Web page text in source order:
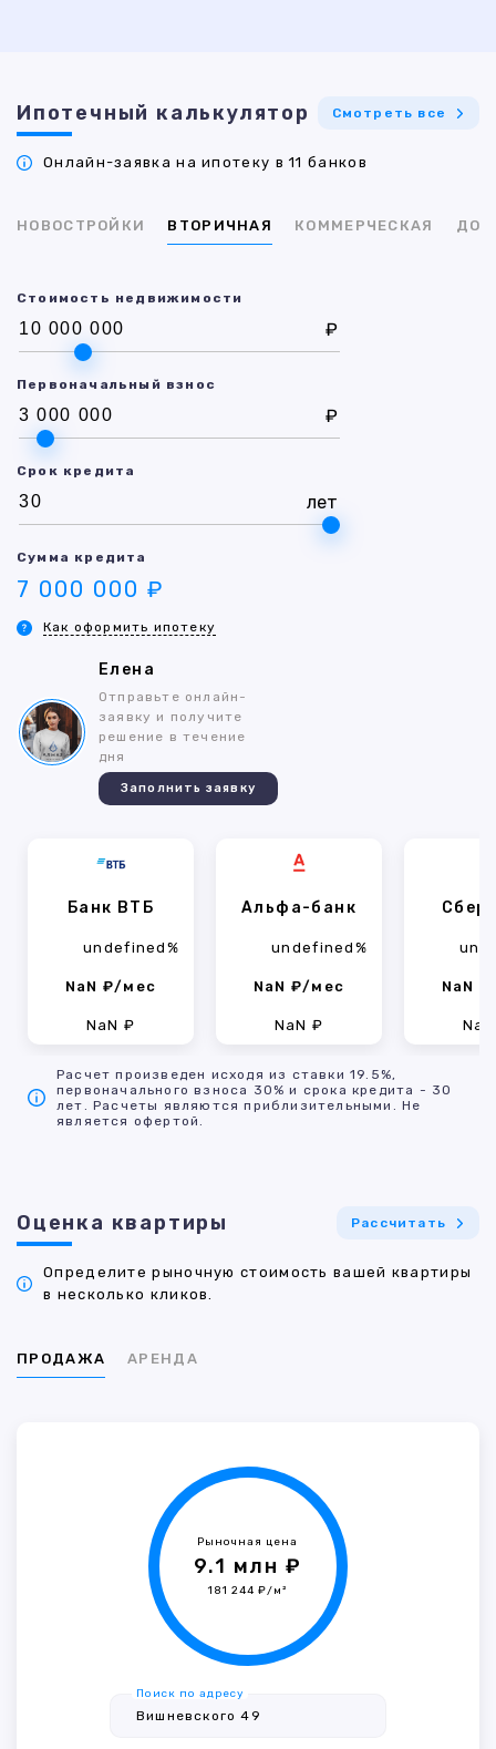
Ипотечный калькулятор Смотреть все
Онлайн-заявка на ипотеку в 11 банков
НОВОСТРОЙКИ ВТОРИЧНАЯ КОММЕРЧЕСКАЯ ДОМ
Стоимость недвижимости
₽
Первоначальный взнос
₽
Срок кредита
лет
Сумма кредита
7 000 000 ₽
Как оформить ипотеку
Елена
Отправьте онлайн-
заявку и получите
решение в течение
дня
Заполнить заявку
Банк ВТБ
undefined%
NaN ₽/мес
NaN ₽
Альфа-банк
undefined%
NaN ₽/мес
NaN ₽
NaN
Расчет произведен исходя из ставки 19.5%,
первоначального взноса 30% и срока кредита - 30
лет. Расчеты являются приблизительными. Не
является офертой.
Оценка квартиры Рассчитать
Определите рыночную стоимость вашей квартиры
в несколько кликов.
ПРОДАЖА АРЕНДА
Рыночная цена
9.1 млн ₽
181 244 ₽/м²
Поиск по адресу